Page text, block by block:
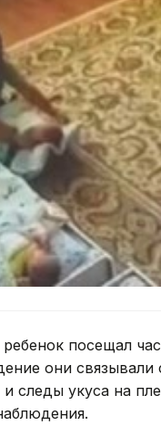
посещал
они
следы укуса на